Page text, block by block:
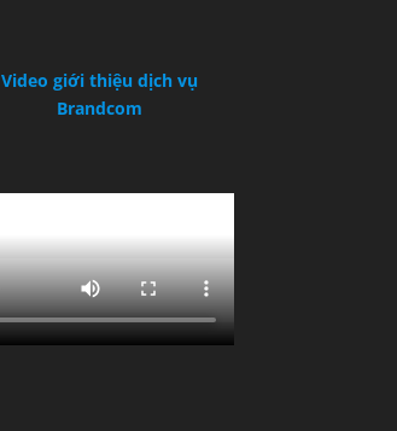
Video giới thiệu dịch vụ
Brandcom